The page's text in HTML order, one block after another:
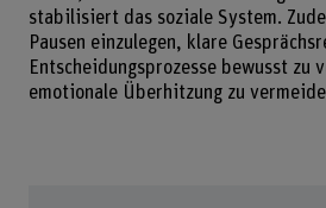
stabilisiert das soziale System.
Pausen einzulegen, klare
Entscheidungsprozesse bewusst zu
emotionale Überhitzung zu